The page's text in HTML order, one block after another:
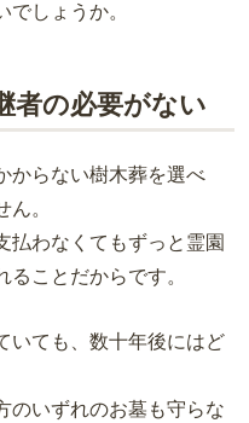
しょうか。
者の必要がない
からない樹木葬を選べ
。
払わなくてもずっと霊園
ことだからです。
いても、数十年後にはど
のいずれのお墓も守らな